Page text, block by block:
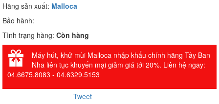
Hãng sản xuất: Malloca
Bảo hành:
Tình trạng hàng: Còn hàng
Máy hút, khử mùi Malloca nhập khẩu chính hãng Tây Ban
Nha liên tục khuyến mại giảm giá tới 20%. Liên hệ ngay:
04.6675.8083 - 04.6329.5153
Tweet